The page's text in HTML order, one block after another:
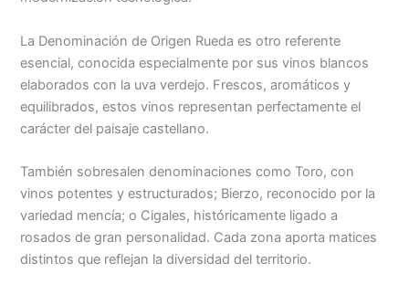
La Denominación de Origen Rueda es otro referente
esencial, conocida especialmente por sus vinos blancos
elaborados con la uva verdejo. Frescos, aromáticos y
equilibrados, estos vinos representan perfectamente el
carácter del paisaje castellano.
También sobresalen denominaciones como Toro, con
vinos potentes y estructurados; Bierzo, reconocido por la
variedad mencía; o Cigales, históricamente ligado a
rosados de gran personalidad. Cada zona aporta matices
distintos que reflejan la diversidad del territorio.